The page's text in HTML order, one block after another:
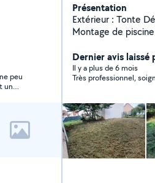
peu
un
Présentation
Extérieur : Tonte Débrousaillage Entretien des jardin
Montage de piscine Montage de salon de jardin
Dernier avis laissé
Il y a plus de 6 mois
Très professionnel,